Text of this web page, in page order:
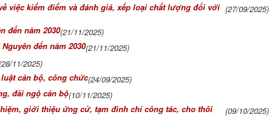
việc kiểm điểm và đánh giá, xếp loại chất lượng đối với (27/09/2025)
đến năm 2030(21/11/2025)
đến năm 2030(21/11/2025)
11/2025)
cán bộ, công chức(24/09/2025)
đãi ngộ cán bộ(10/11/2025)
giới thiệu ứng cử, tạm đình chỉ công tác, cho thôi
(09/10/2025)